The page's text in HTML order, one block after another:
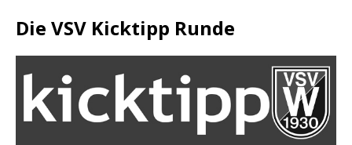
Die VSV Kicktipp Runde